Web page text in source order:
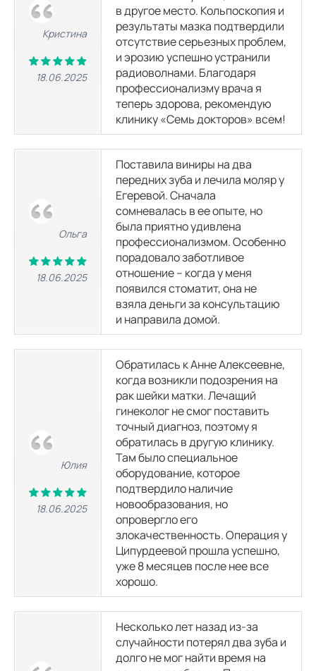
1210р.
УЗИ лимфоузлов (1 зоны)
УЗИ в гинекологии
2300р.
2300
УЗИ малого таза у женщин (трансабдоминально)
УЗИ в акушерстве
2500р.
УЗИ при многоплодной беременности (скрининг)
Кристина
18.06.2025
в другое место. Кольпоскопия и
результаты мазка подтвердили
отсутствие серьезных проблем,
и эрозию успешно устранили
радиоволнами. Благодаря
профессионализму врача я
теперь здорова, рекомендую
клинику «Семь докторов» всем!
Ольга
18.06.2025
Поставила виниры на два
передних зуба и лечила моляр у
Егеревой. Сначала
сомневалась в ее опыте, но
была приятно удивлена
профессионализмом. Особенно
порадовало заботливое
отношение – когда у меня
появился стоматит, она не
взяла деньги за консультацию
и направила домой.
Юлия
18.06.2025
Обратилась к Анне Алексеевне,
когда возникли подозрения на
рак шейки матки. Лечащий
гинеколог не смог поставить
точный диагноз, поэтому я
обратилась в другую клинику.
Там было специальное
оборудование, которое
подтвердило наличие
новообразования, но
опровергло его
злокачественность. Операция у
Ципурдеевой прошла успешно,
уже 8 месяцев после нее все
хорошо.
Несколько лет назад из-за
случайности потерял два зуба и
долго не мог найти время на